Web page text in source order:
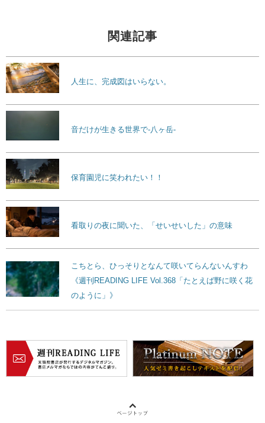
関連記事
人生に、完成図はいらない。
音だけが生きる世界で-八ヶ岳-
保育園児に笑われたい！！
看取りの夜に聞いた、「せいせいした」の意味
こちとら、ひっそりとなんて咲いてらんないんすわ
《週刊READING LIFE Vol.368「たとえば野に咲く花
のように」》